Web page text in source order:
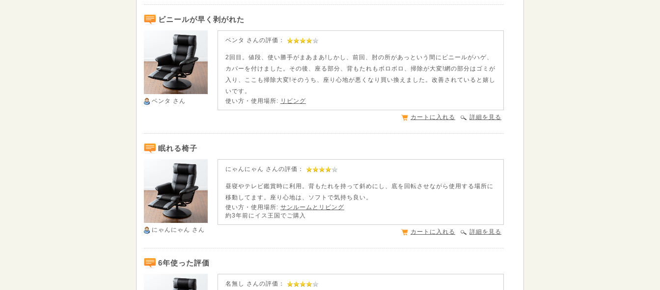
ビニールが早く剥がれた
ベンタ さん
ベンタ さんの評価：
2回目。値段、使い勝手がまあまあ!しかし、前回、肘の所があっという間にビニールがハゲ、
カバーを付けました。その後、座る部分、背もたれもボロボロ、掃除が大変!網の部分はゴミが
入り、ここも掃除大変!そのうち、座り心地が悪くなり買い換えました。改善されていると嬉し
いです。
使い方・使用場所:
リビング
詳細を見る
カートに入れる
眠れる椅子
にゃんにゃん さん
にゃんにゃん さんの評価：
昼寝やテレビ鑑賞時に利用。背もたれを持って斜めにし、底を回転させながら使用する場所に
移動してます。座り心地は、ソフトで気持ち良い。
使い方・使用場所: サンルームとリビング
約3年前にイス王国でご購入
詳細を見る
カートに入れる
6年使った評価
名無し さんの評価：